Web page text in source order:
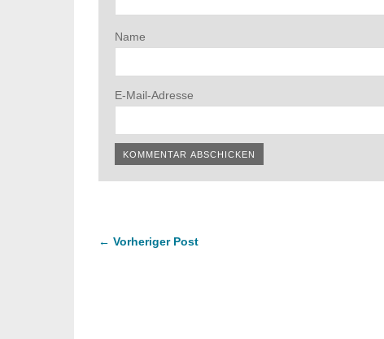
Name
E-Mail-Adresse
← Vorheriger Post